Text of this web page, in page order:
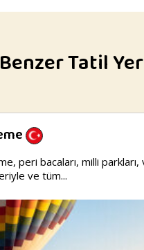
Benzer Tatil
peri bacaları, milli parkları,
ve tüm...